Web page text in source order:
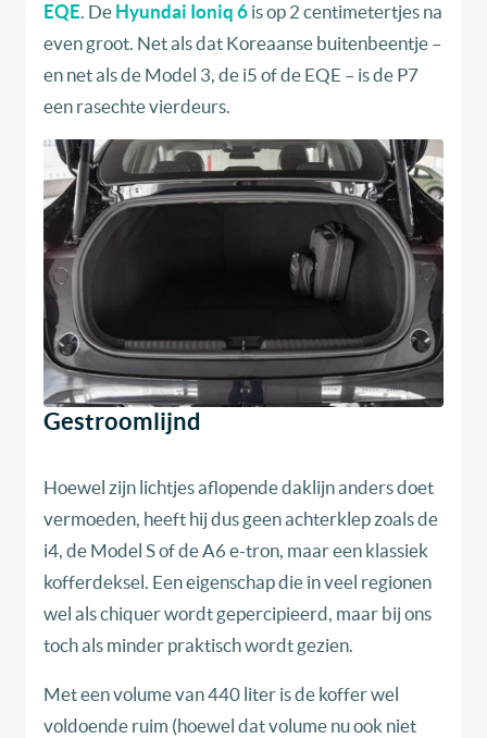
EQE. De Hyundai Ioniq 6 is op 2 centimetertjes na
even groot. Net als dat Koreaanse buitenbeentje –
en net als de Model 3, de i5 of de EQE – is de P7
een rasechte vierdeurs.
Gestroomlijnd
Hoewel zijn lichtjes aflopende daklijn anders doet
vermoeden, heeft hij dus geen achterklep zoals de
i4, de Model S of de A6 e-tron, maar een klassiek
kofferdeksel. Een eigenschap die in veel regionen
wel als chiquer wordt gepercipieerd, maar bij ons
toch als minder praktisch wordt gezien.
Met een volume van 440 liter is de koffer wel
voldoende ruim (hoewel dat volume nu ook niet